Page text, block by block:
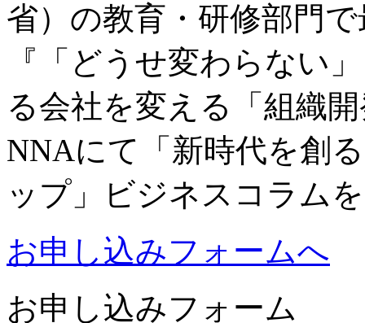
省）の教育・研修部門
『「どうせ変わらない
る会社を変える「組織
NNAにて「新時代を創
ップ」ビジネスコラム
お申し込みフォームへ
お申し込みフォーム